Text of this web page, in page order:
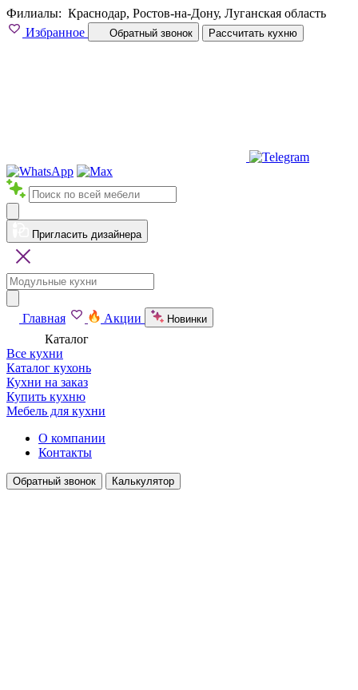
Филиалы: Краснодар, Ростов-на-Дону, Луганская область
Избранное
Обратный звонок Рассчитать кухню
Пригласить дизайнера
Главная Акции Новинки
Каталог
Все кухни
Каталог кухонь
Кухни на заказ
Купить кухню
Мебель для кухни
О компании
Контакты
Обратный звонок Калькулятор